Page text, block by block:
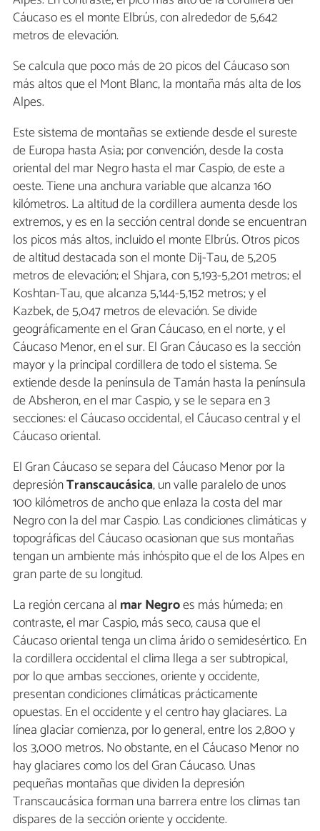
Cáucaso es el monte Elbrús, con alrededor de 5,642
metros de elevación.
Se calcula que poco más de 20 picos del Cáucaso son
más altos que el Mont Blanc, la montaña más alta de los
Alpes.
Este sistema de montañas se extiende desde el sureste
de Europa hasta Asia; por convención, desde la costa
oriental del mar Negro hasta el mar Caspio, de este a
oeste. Tiene una anchura variable que alcanza 160
kilómetros. La altitud de la cordillera aumenta desde los
extremos, y es en la sección central donde se encuentran
los picos más altos, incluido el monte Elbrús. Otros picos
de altitud destacada son el monte Dij-Tau, de 5,205
metros de elevación; el Shjara, con 5,193-5,201 metros; el
Koshtan-Tau, que alcanza 5,144-5,152 metros; y el
Kazbek, de 5,047 metros de elevación. Se divide
geográficamente en el Gran Cáucaso, en el norte, y el
Cáucaso Menor, en el sur. El Gran Cáucaso es la sección
mayor y la principal cordillera de todo el sistema. Se
extiende desde la península de Tamán hasta la península
de Absheron, en el mar Caspio, y se le separa en 3
secciones: el Cáucaso occidental, el Cáucaso central y el
Cáucaso oriental.
El Gran Cáucaso se separa del Cáucaso Menor por la
depresiónTranscaucásica, un valle paralelo de unos
100 kilómetros de ancho que enlaza la costa del mar
Negro con la del mar Caspio. Las condiciones climáticas y
topográficas del Cáucaso ocasionan que sus montañas
tengan un ambiente más inhóspito que el de los Alpes en
gran parte de su longitud.
La región cercana al marNegroes más húmeda; en
contraste, el mar Caspio, más seco, causa que el
Cáucaso oriental tenga un clima árido o semidesértico. En
la cordillera occidental el clima llega a ser subtropical,
por lo que ambas secciones, oriente y occidente,
presentan condiciones climáticas prácticamente
opuestas. En el occidente y el centro hay glaciares. La
línea glaciar comienza, por lo general, entre los 2,800 y
los 3,000 metros. No obstante, en el Cáucaso Menor no
hay glaciares como los del Gran Cáucaso. Unas
pequeñas montañas que dividen la depresión
Transcaucásica forman una barrera entre los climas tan
dispares de la sección oriente y occidente.